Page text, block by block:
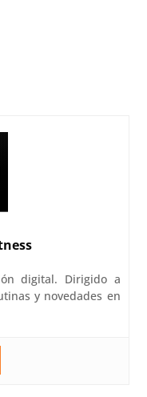
digital. Dirigido a
y novedades en